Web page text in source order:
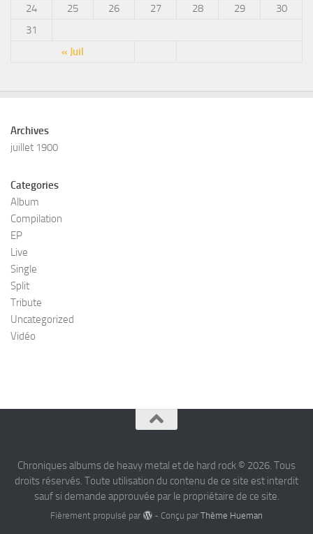
« Juil
24
25 26 27 28 29
30
31
Archives
juillet 1900
Categories
Album
Compilation
EP
Live
Single
Split
Tribute
Uncategorized
Vidéo
Chroniques albums de heavy metal et de hard rock © 2026. Tous
droits réservés. Toute utilisation du contenu de ce site est interdit
sauf si demande approuvée par le propriétaire de ce site.
Fièrement propulsé par - Conçu par Thème Hueman